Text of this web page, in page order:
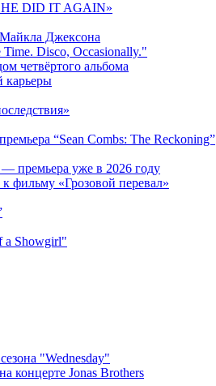
DID IT AGAIN»
Джексона
Disco, Occasionally."
четвёртого альбома
карьеры
“Sean Combs: The Reckoning”
премьера уже в 2026 году
фильму «Грозовой перевал»
a Showgirl"
"Wednesday"
концерте Jonas Brothers